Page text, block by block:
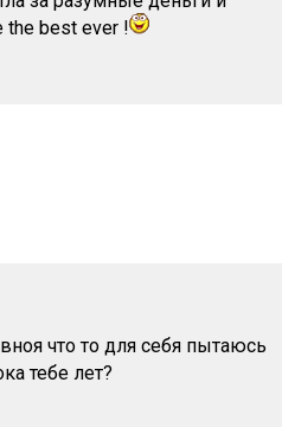
the best ever !
что то для себя пытаюсь
тебе лет?